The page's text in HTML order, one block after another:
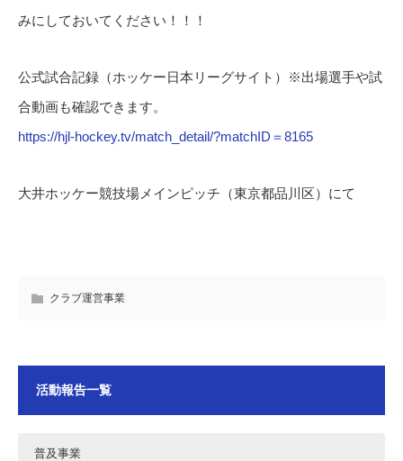
みにしておいてください！！！
公式試合記録（ホッケー日本リーグサイト）※出場選手や試
合動画も確認できます。
https://hjl-hockey.tv/match_detail/?matchID＝8165
大井ホッケー競技場メインピッチ（東京都品川区）にて
クラブ運営事業
活動報告一覧
普及事業